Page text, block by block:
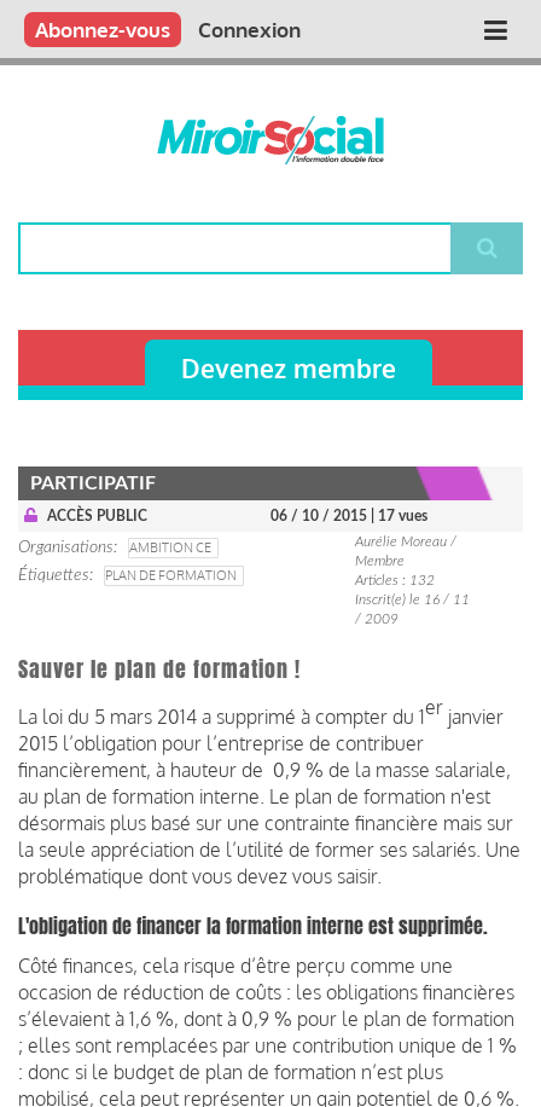
Aller
contenu
Main
Qui sommes nous ?
Vous publiez
Nous publions
Contactez-nous
Abonnez-vous Connexion
Devenez membre
PARTICIPATIF
ACCÈS PUBLIC 06 / 10 / 2015 | 17 vues
Organisations
AMBITION CE
Étiquettes
PLAN DE FORMATION
Aurélie Moreau /
Membre
Articles : 132
Inscrit(e) le 16 / 11
/ 2009
Sauver le plan de formation !
La loi du 5 mars 2014 a supprimé à compter du 1er janvier
2015 l’obligation pour l’entreprise de contribuer
financièrement, à hauteur de 0,9 % de la masse salariale,
au plan de formation interne. Le plan de formation n'est
désormais plus basé sur une contrainte financière mais sur
la seule appréciation de l’utilité de former ses salariés. Une
problématique dont vous devez vous saisir.
L'obligation de financer la formation interne est supprimée.
Côté finances, cela risque d’être perçu comme une
occasion de réduction de coûts : les obligations financières
s’élevaient à 1,6 %, dont à 0,9 % pour le plan de formation
; elles sont remplacées par une contribution unique de 1 %
: donc si le budget de plan de formation n’est plus
mobilisé, cela peut représenter un gain potentiel de 0,6 %.